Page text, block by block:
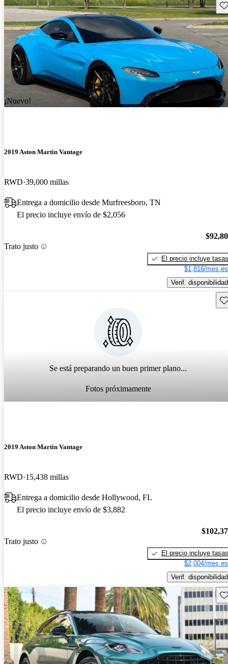
¡Nuevo!
2019 Aston Martin Vantage
RWD 39,000 millas
Entrega a domicilio desde Murfreesboro, TN
El precio incluye envío de $2,056
Trato justo
El precio incluye tasas
$1,816/mes
Verif. disponibilidad
Se está preparando un buen primer plano...
Fotos próximamente
2019 Aston Martin Vantage
RWD 15,438 millas
Entrega a domicilio desde Hollywood, FL
El precio incluye envío de $3,882
Trato justo
El precio incluye tasas
$2,004/mes
Verif. disponibilidad